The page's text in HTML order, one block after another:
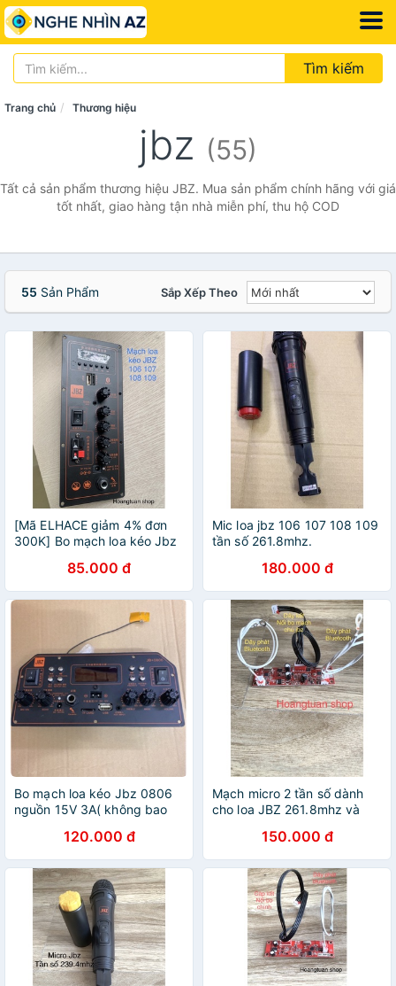
Tìm kiếm
Trang chủ Thương hiệu
jbz (55)
Tất cả sản phẩm thương hiệu JBZ. Mua sản phẩm chính hãng với giá
tốt nhất, giao hàng tận nhà miễn phí, thu hộ COD
55 Sản Phẩm Sắp Xếp Theo
[Mã ELHACE giảm 4% đơn
300K] Bo mạch loa kéo Jbz
bao gồm mạch mic)
85.000 đ
Mic loa jbz 106 107 108 109
tần số 261.8mhz.
180.000 đ
Bo mạch loa kéo Jbz 0806
nguồn 15V 3A( không bao
120.000 đ
Mạch micro 2 tần số dành
cho loa JBZ 261.8mhz và
150.000 đ